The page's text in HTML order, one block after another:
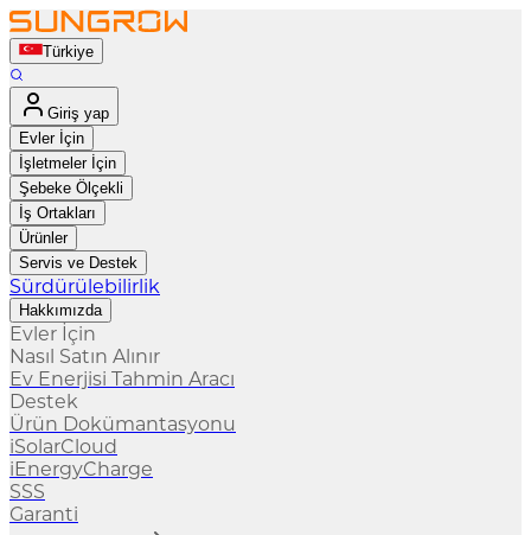
Türkiye
Giriş yap
Evler İçin
İşletmeler İçin
Şebeke Ölçekli
İş Ortakları
Ürünler
Servis ve Destek
Sürdürülebilirlik
Hakkımızda
Evler İçin
Nasıl Satın Alınır
Ev Enerjisi Tahmin Aracı
Destek
Ürün Dokümantasyonu
iSolarCloud
iEnergyCharge
SSS
Garanti